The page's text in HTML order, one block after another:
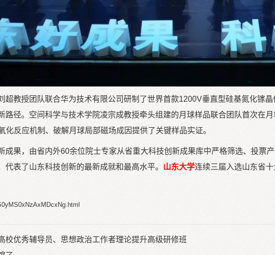
超教授团队联合华为技术有限公司研制了世界首款1200V垂直型硅基氮化镓
路径。空间科学与技术学院凌宗成教授牵头组建的月球样品联合团队首次在
化反应机制、破解月球局部磁场成因提供了关键样品实证。
成果，由省内外60余位院士专家从省重大科技创新成果库中严格筛选、投票
代表了山东科技创新的最新成就和最高水平。 山东大学连续三届入选山东省十
校优秀辅导员、思想政治工作者理论提升高级研修班